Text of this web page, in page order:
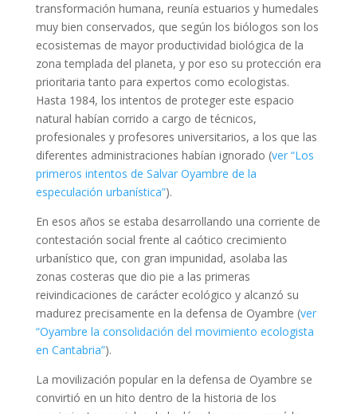
transformación humana, reunía estuarios y humedales
muy bien conservados, que según los biólogos son los
ecosistemas de mayor productividad biológica de la
zona templada del planeta, y por eso su protección era
prioritaria tanto para expertos como ecologistas.
Hasta 1984, los intentos de proteger este espacio
natural habían corrido a cargo de técnicos,
profesionales y profesores universitarios, a los que las
diferentes administraciones habían ignorado (ver “Los
primeros intentos de Salvar Oyambre de la
especulación urbanística”).
En esos años se estaba desarrollando una corriente de
contestación social frente al caótico crecimiento
urbanístico que, con gran impunidad, asolaba las
zonas costeras que dio pie a las primeras
reivindicaciones de carácter ecológico y alcanzó su
madurez precisamente en la defensa de Oyambre (ver
“Oyambre la consolidación del movimiento ecologista
en Cantabria”).
La movilización popular en la defensa de Oyambre se
convirtió en un hito dentro de la historia de los